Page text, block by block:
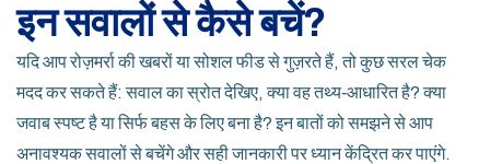
इन सवालों से कैसे बचें?
यदि आप रोज़मर्रा की खबरों या सोशल फीड से गुज़रते हैं, तो कुछ सरल चेक
मदद कर सकते हैं: सवाल का स्रोत देखिए, क्या वह तथ्य‑आधारित है? क्या
जवाब स्पष्ट है या सिर्फ बहस के लिए बना है? इन बातों को समझने से आप
अनावश्यक सवालों से बचेंगे और सही जानकारी पर ध्यान केंद्रित कर पाएंगे.